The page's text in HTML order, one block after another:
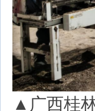
▲广西桂